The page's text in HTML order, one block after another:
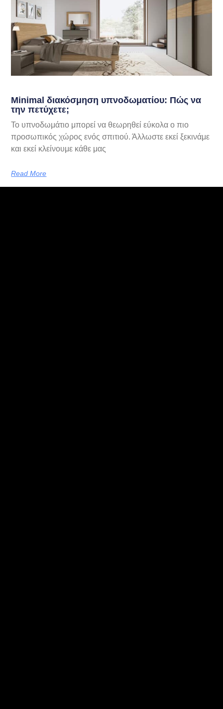
Minimal διακόσμηση υπνοδωματίου: Πώς να
την πετύχετε;
Το υπνοδωμάτιο μπορεί να θεωρηθεί εύκολα ο πιο
προσωπικός χώρος ενός σπιτιού. Άλλωστε εκεί ξεκινάμε
και εκεί κλείνουμε κάθε μας
Read More